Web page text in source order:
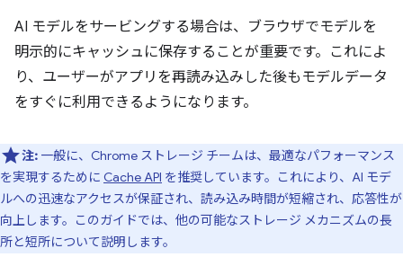
AI モデルをサービングする場合は、ブラウザでモデルを
明示的にキャッシュに保存することが重要です。これによ
り、ユーザーがアプリを再読み込みした後もモデルデータ
をすぐに利用できるようになります。
注: 一般に、Chrome ストレージ チームは、最適なパフォーマンス
を実現するために Cache API を推奨しています。これにより、AI モデ
ルへの迅速なアクセスが保証され、読み込み時間が短縮され、応答性が
向上します。このガイドでは、他の可能なストレージ メカニズムの長
所と短所について説明します。